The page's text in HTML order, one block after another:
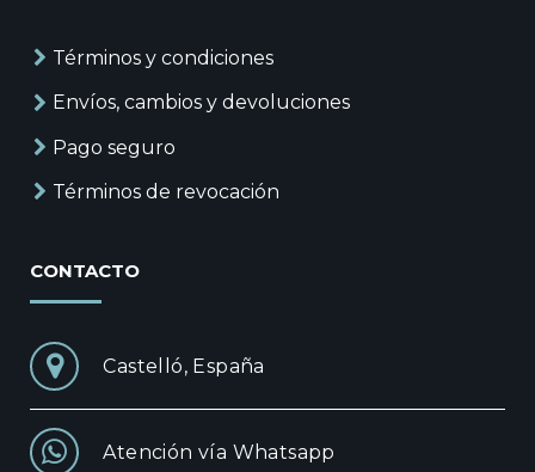
Términos y condiciones
Envíos, cambios y devoluciones
Pago seguro
Términos de revocación
CONTACTO
Castelló, España
Atención vía Whatsapp